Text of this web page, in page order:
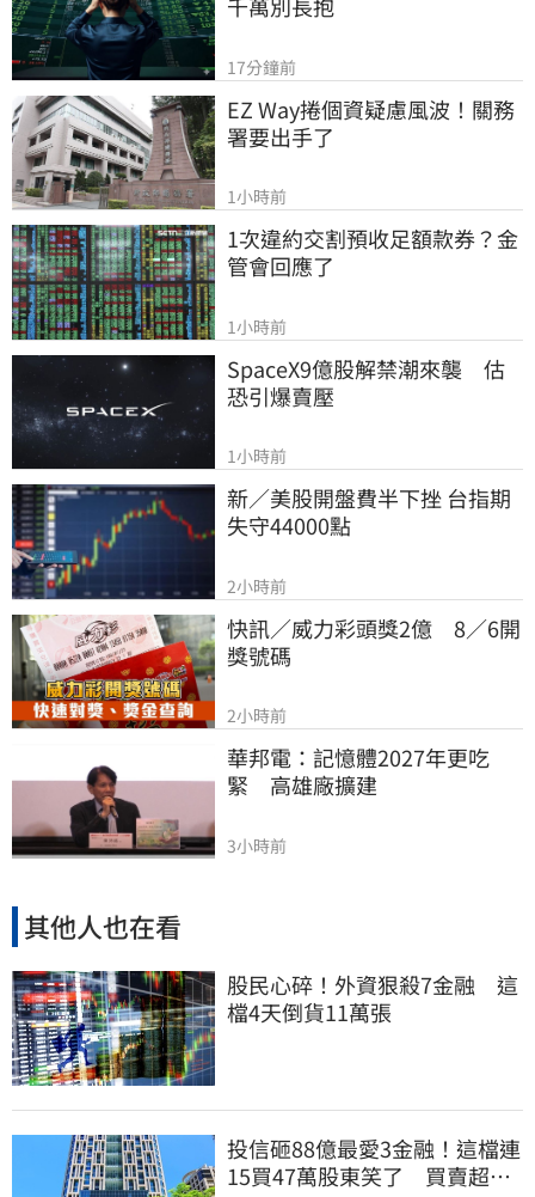
17分鐘前
EZ Way捲個資疑慮風波！關務
署要出手了
1小時前
1次違約交割預收足額款券？金
管會回應了
1小時前
SpaceX9億股解禁潮來襲　估
恐引爆賣壓
1小時前
新／美股開盤費半下挫 台指期
失守44000點
2小時前
快訊／威力彩頭獎2億　8／6開
獎號碼
2小時前
華邦電：記憶體2027年更吃
緊　高雄廠擴建
3小時前
其他人也在看
股民心碎！外資狠殺7金融 這
檔4天倒貨11萬張
投信砸88億最愛3金融！這檔連
15買47萬股東笑了 買賣超前